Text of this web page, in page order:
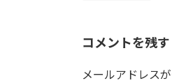
コメントを残す
メールアドレス